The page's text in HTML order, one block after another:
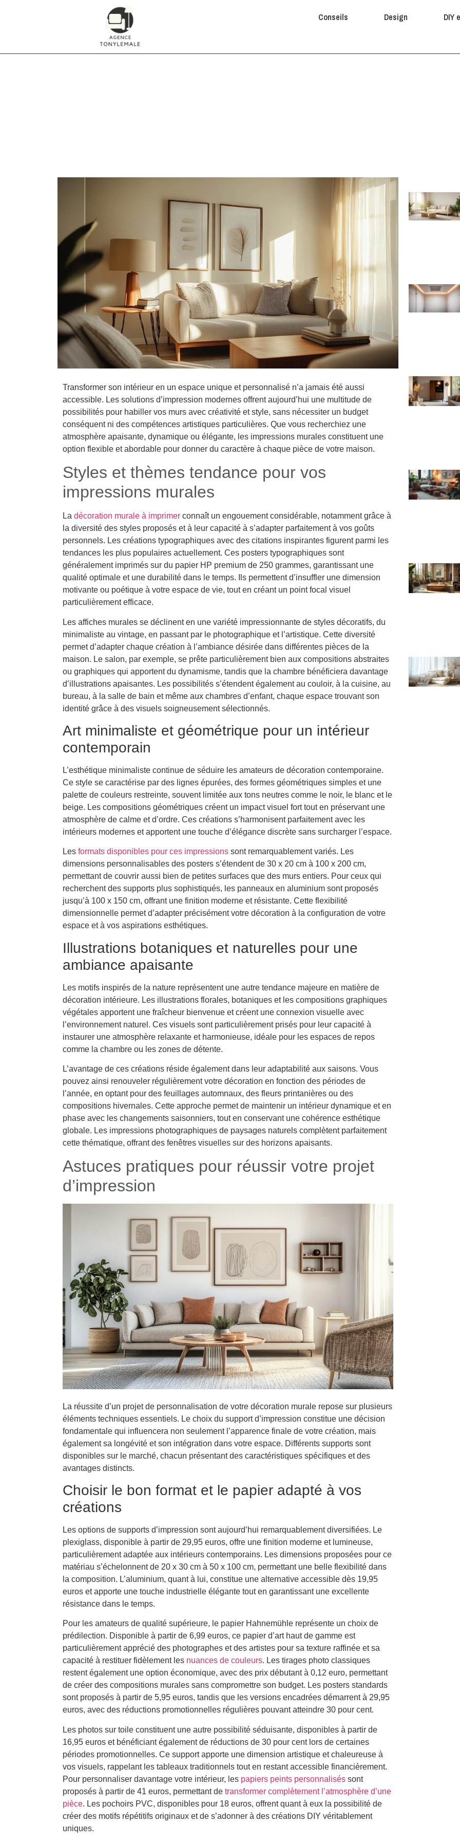
Conseils Design DIY
Transformer son intérieur en un espace unique et personnalisé n’a jamais été aussi
accessible. Les solutions d’impression modernes offrent aujourd’hui une multitude de
possibilités pour habiller vos murs avec créativité et style, sans nécessiter un budget
conséquent ni des compétences artistiques particulières. Que vous recherchiez une
atmosphère apaisante, dynamique ou élégante, les impressions murales constituent une
option flexible et abordable pour donner du caractère à chaque pièce de votre maison.
Styles et thèmes tendance pour vos
impressions murales
La décoration murale à imprimer connaît un engouement considérable, notamment grâce à
la diversité des styles proposés et à leur capacité à s’adapter parfaitement à vos goûts
personnels. Les créations typographiques avec des citations inspirantes figurent parmi les
tendances les plus populaires actuellement. Ces posters typographiques sont
généralement imprimés sur du papier HP premium de 250 grammes, garantissant une
qualité optimale et une durabilité dans le temps. Ils permettent d’insuffler une dimension
motivante ou poétique à votre espace de vie, tout en créant un point focal visuel
particulièrement efficace.
Les affiches murales se déclinent en une variété impressionnante de styles décoratifs, du
minimaliste au vintage, en passant par le photographique et l’artistique. Cette diversité
permet d’adapter chaque création à l’ambiance désirée dans différentes pièces de la
maison. Le salon, par exemple, se prête particulièrement bien aux compositions abstraites
ou graphiques qui apportent du dynamisme, tandis que la chambre bénéficiera davantage
d’illustrations apaisantes. Les possibilités s’étendent également au couloir, à la cuisine, au
bureau, à la salle de bain et même aux chambres d’enfant, chaque espace trouvant son
identité grâce à des visuels soigneusement sélectionnés.
Art minimaliste et géométrique pour un intérieur
contemporain
L’esthétique minimaliste continue de séduire les amateurs de décoration contemporaine.
Ce style se caractérise par des lignes épurées, des formes géométriques simples et une
palette de couleurs restreinte, souvent limitée aux tons neutres comme le noir, le blanc et le
beige. Les compositions géométriques créent un impact visuel fort tout en préservant une
atmosphère de calme et d’ordre. Ces créations s’harmonisent parfaitement avec les
intérieurs modernes et apportent une touche d’élégance discrète sans surcharger l’espace.
Les formats disponibles pour ces impressions sont remarquablement variés. Les
dimensions personnalisables des posters s’étendent de 30 x 20 cm à 100 x 200 cm,
permettant de couvrir aussi bien de petites surfaces que des murs entiers. Pour ceux qui
recherchent des supports plus sophistiqués, les panneaux en aluminium sont proposés
jusqu’à 100 x 150 cm, offrant une finition moderne et résistante. Cette flexibilité
dimensionnelle permet d’adapter précisément votre décoration à la configuration de votre
espace et à vos aspirations esthétiques.
Illustrations botaniques et naturelles pour une
ambiance apaisante
Les motifs inspirés de la nature représentent une autre tendance majeure en matière de
décoration intérieure. Les illustrations florales, botaniques et les compositions graphiques
végétales apportent une fraîcheur bienvenue et créent une connexion visuelle avec
l’environnement naturel. Ces visuels sont particulièrement prisés pour leur capacité à
instaurer une atmosphère relaxante et harmonieuse, idéale pour les espaces de repos
comme la chambre ou les zones de détente.
L’avantage de ces créations réside également dans leur adaptabilité aux saisons. Vous
pouvez ainsi renouveler régulièrement votre décoration en fonction des périodes de
l’année, en optant pour des feuillages automnaux, des fleurs printanières ou des
compositions hivernales. Cette approche permet de maintenir un intérieur dynamique et en
phase avec les changements saisonniers, tout en conservant une cohérence esthétique
globale. Les impressions photographiques de paysages naturels complètent parfaitement
cette thématique, offrant des fenêtres visuelles sur des horizons apaisants.
Astuces pratiques pour réussir votre projet
d’impression
La réussite d’un projet de personnalisation de votre décoration murale repose sur plusieurs
éléments techniques essentiels. Le choix du support d’impression constitue une décision
fondamentale qui influencera non seulement l’apparence finale de votre création, mais
également sa longévité et son intégration dans votre espace. Différents supports sont
disponibles sur le marché, chacun présentant des caractéristiques spécifiques et des
avantages distincts.
Choisir le bon format et le papier adapté à vos
créations
Les options de supports d’impression sont aujourd’hui remarquablement diversifiées. Le
plexiglass, disponible à partir de 29,95 euros, offre une finition moderne et lumineuse,
particulièrement adaptée aux intérieurs contemporains. Les dimensions proposées pour ce
matériau s’échelonnent de 20 x 30 cm à 50 x 100 cm, permettant une belle flexibilité dans
la composition. L’aluminium, quant à lui, constitue une alternative accessible dès 19,95
euros et apporte une touche industrielle élégante tout en garantissant une excellente
résistance dans le temps.
Pour les amateurs de qualité supérieure, le papier Hahnemühle représente un choix de
prédilection. Disponible à partir de 6,99 euros, ce papier d’art haut de gamme est
particulièrement apprécié des photographes et des artistes pour sa texture raffinée et sa
capacité à restituer fidèlement les nuances de couleurs. Les tirages photo classiques
restent également une option économique, avec des prix débutant à 0,12 euro, permettant
de créer des compositions murales sans compromettre son budget. Les posters standards
sont proposés à partir de 5,95 euros, tandis que les versions encadrées démarrent à 29,95
euros, avec des réductions promotionnelles régulières pouvant atteindre 30 pour cent.
Les photos sur toile constituent une autre possibilité séduisante, disponibles à partir de
16,95 euros et bénéficiant également de réductions de 30 pour cent lors de certaines
périodes promotionnelles. Ce support apporte une dimension artistique et chaleureuse à
vos visuels, rappelant les tableaux traditionnels tout en restant accessible financièrement.
Pour personnaliser davantage votre intérieur, les papiers peints personnalisés sont
proposés à partir de 41 euros, permettant de transformer complètement l’atmosphère d’une
pièce. Les pochoirs PVC, disponibles pour 18 euros, offrent quant à eux la possibilité de
créer des motifs répétitifs originaux et de s’adonner à des créations DIY véritablement
uniques.